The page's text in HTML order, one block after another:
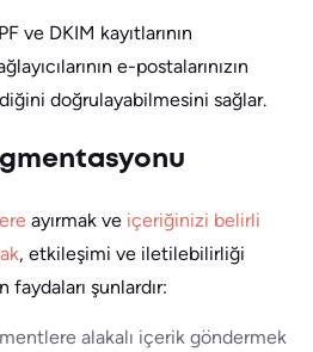
ve DKIM kayıtlarının
e-postalarınızın
doğrulayabilmesini sağlar.
ayırmak ve içeriğinizi belirli
, etkileşimi ve iletilebilirliği
faydaları şunlardır:
alakalı içerik göndermek